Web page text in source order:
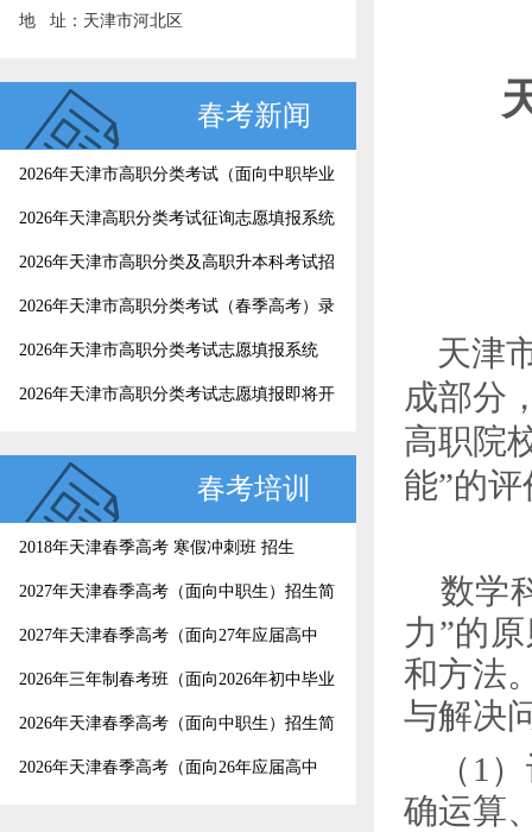
地 址：天津市河北区
春考新闻
2026年天津市高职分类考试（面向中职毕业
生）征询志愿录取结果今日可查
2026年天津高职分类考试征询志愿填报系统
2026年天津市高职分类及高职升本科考试招
生录取工作结束，4月25日起考生可以查询
2026年天津市高职分类考试（春季高考）录
取结果查询
2026年天津市高职分类考试志愿填报系统
2026年天津市高职分类考试志愿填报即将开
春考培训
2018年天津春季高考 寒假冲刺班 招生
2027年天津春季高考（面向中职生）招生简
章
2027年天津春季高考（面向27年应届高中
生）招生简章
2026年三年制春考班（面向2026年初中毕业
生）招生简章
2026年天津春季高考（面向中职生）招生简
章
2026年天津春季高考（面向26年应届高中
天津
成部分
高职院
能”的
数学
力”的
和方法
与解决
（ 1
确运算